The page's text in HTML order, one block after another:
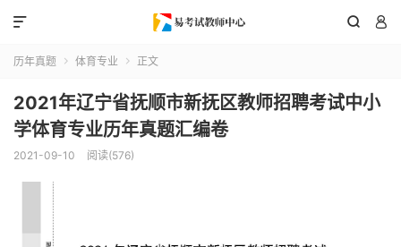
 

历年真题  体育专业  正文
2021年辽宁省抚顺市新抚区教师招聘考试中小
学体育专业历年真题汇编卷
2021-09-10 阅读(576)